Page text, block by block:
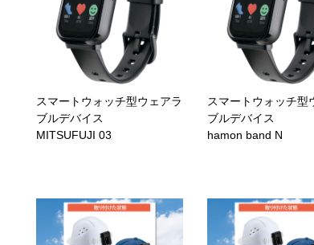
スマートウォッチ型ウェアラ
ブルデバイス
MITSUFUJI 03
スマートウォッチ型
ブルデバイス
hamon band N